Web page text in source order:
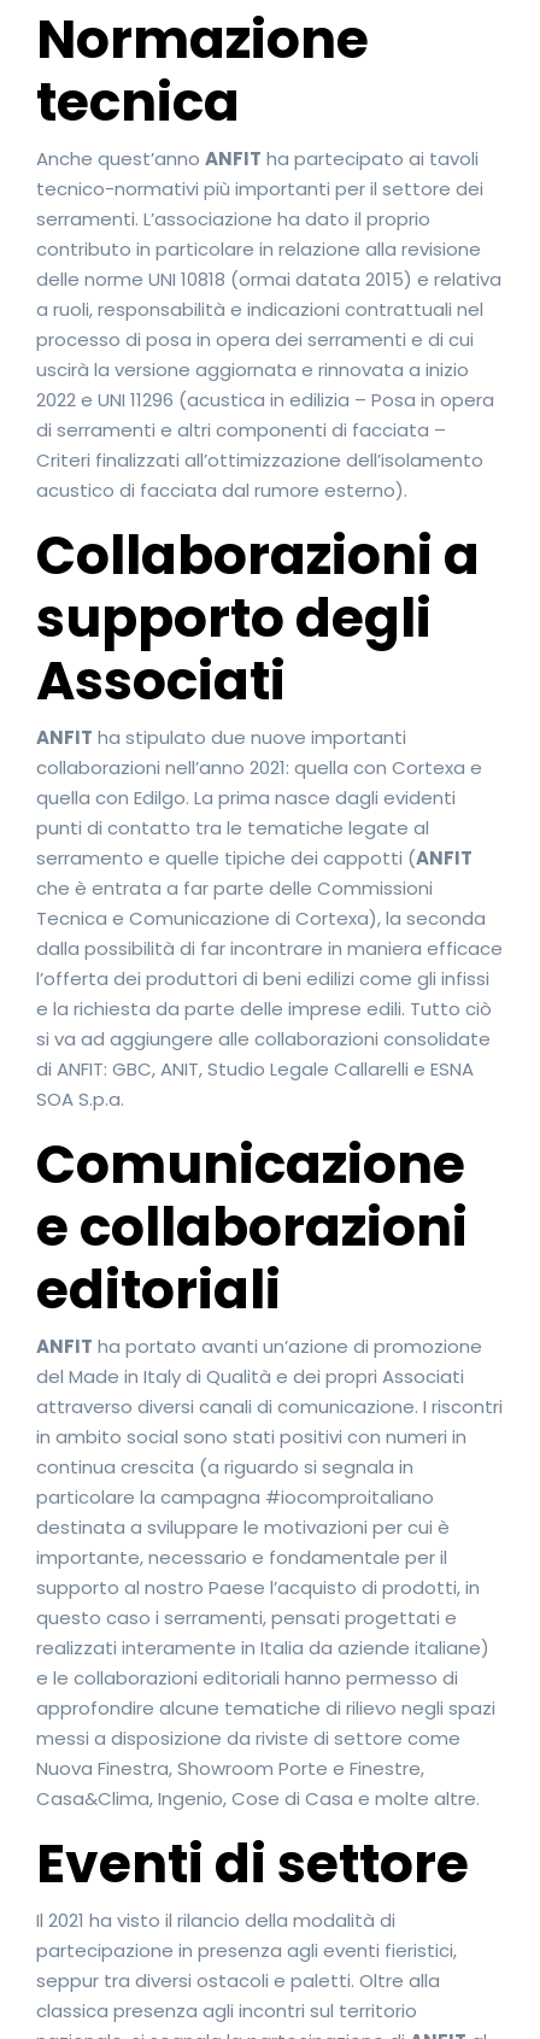
Normazione
tecnica
Anche quest’anno ANFIT ha partecipato ai tavoli
tecnico-normativi più importanti per il settore dei
serramenti. L’associazione ha dato il proprio
contributo in particolare in relazione alla revisione
delle norme UNI 10818 (ormai datata 2015) e relativa
a ruoli, responsabilità e indicazioni contrattuali nel
processo di posa in opera dei serramenti e di cui
uscirà la versione aggiornata e rinnovata a inizio
2022 e UNI 11296 (acustica in edilizia – Posa in opera
di serramenti e altri componenti di facciata –
Criteri finalizzati all’ottimizzazione dell’isolamento
acustico di facciata dal rumore esterno).
Collaborazioni a
supporto degli
Associati
ANFIT ha stipulato due nuove importanti
collaborazioni nell’anno 2021: quella con Cortexa e
quella con Edilgo. La prima nasce dagli evidenti
punti di contatto tra le tematiche legate al
serramento e quelle tipiche dei cappotti (ANFIT
che è entrata a far parte delle Commissioni
Tecnica e Comunicazione di Cortexa), la seconda
dalla possibilità di far incontrare in maniera efficace
l’offerta dei produttori di beni edilizi come gli infissi
e la richiesta da parte delle imprese edili. Tutto ciò
si va ad aggiungere alle collaborazioni consolidate
di ANFIT: GBC, ANIT, Studio Legale Callarelli e ESNA
SOA S.p.a.
Comunicazione
e collaborazioni
editoriali
ANFIT ha portato avanti un’azione di promozione
del Made in Italy di Qualità e dei propri Associati
attraverso diversi canali di comunicazione. I riscontri
in ambito social sono stati positivi con numeri in
continua crescita (a riguardo si segnala in
particolare la campagna #iocomproitaliano
destinata a sviluppare le motivazioni per cui è
importante, necessario e fondamentale per il
supporto al nostro Paese l’acquisto di prodotti, in
questo caso i serramenti, pensati progettati e
realizzati interamente in Italia da aziende italiane)
e le collaborazioni editoriali hanno permesso di
approfondire alcune tematiche di rilievo negli spazi
messi a disposizione da riviste di settore come
Nuova Finestra, Showroom Porte e Finestre,
Casa&Clima, Ingenio, Cose di Casa e molte altre.
Eventi di settore
Il 2021 ha visto il rilancio della modalità di
partecipazione in presenza agli eventi fieristici,
seppur tra diversi ostacoli e paletti. Oltre alla
classica presenza agli incontri sul territorio